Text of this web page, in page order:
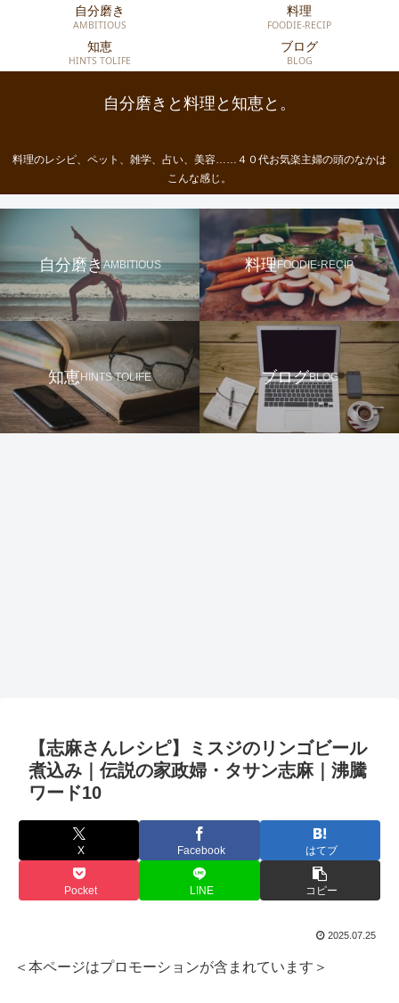
自分磨きと料理と知恵と。
料理のレシピ、ペット、雑学、占い、美容……４０代お気楽主婦の頭のなかは
こんな感じ。
自分磨き
AMBITIOUS
料理
FOODIE-RECIP
知恵
HINTS TOLIFE
ブログ
BLOG
自分磨きAMBITIOUS 料理FOODIE-RECIP
知恵HINTS TOLIFE ブログBLOG
【志麻さんレシピ】ミスジのリンゴビール
煮込み｜伝説の家政婦・タサン志麻｜沸騰
ワード10
X Facebook はてブ
Pocket LINE コピー
2025.07.25
＜本ページはプロモーションが含まれています＞